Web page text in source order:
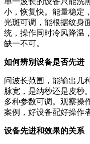
小，恢复快。能量稳定
光斑可调，能根据纹身
统，操作同时冷风降温
缺一不可。
如何辨别设备是否先进
问波长范围，能输出几
脉宽，是纳秒还是皮秒
多种参数可调。观察操
案例，好设备配好操作
设备先进和效果的关系